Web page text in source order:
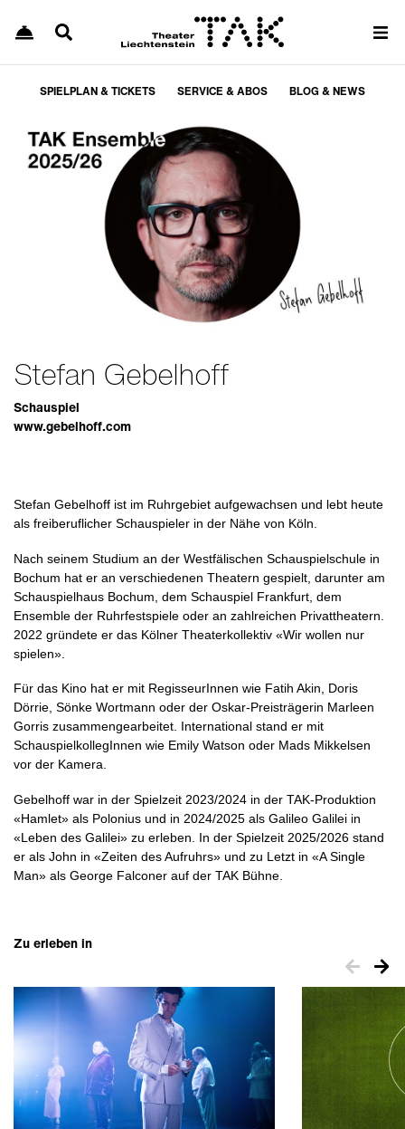
SPIELPLAN & TICKETS SERVICE & ABOS BLOG & NEWS
Stefan Gebelhoff
Schauspiel
www.gebelhoff.com
Stefan Gebelhoff ist im Ruhrgebiet aufgewachsen und lebt heute
als freiberuflicher Schauspieler in der Nähe von Köln.
Nach seinem Studium an der Westfälischen Schauspielschule in
Bochum hat er an verschiedenen Theatern gespielt, darunter am
Schauspielhaus Bochum, dem Schauspiel Frankfurt, dem
Ensemble der Ruhrfestspiele oder an zahlreichen Privattheatern.
2022 gründete er das Kölner Theaterkollektiv «Wir wollen nur
spielen».
Für das Kino hat er mit RegisseurInnen wie Fatih Akin, Doris
Dörrie, Sönke Wortmann oder der Oskar-Preisträgerin Marleen
Gorris zusammengearbeitet. International stand er mit
SchauspielkollegInnen wie Emily Watson oder Mads Mikkelsen
vor der Kamera.
Gebelhoff war in der Spielzeit 2023/2024 in der TAK-Produktion
«Hamlet» als Polonius und in 2024/2025 als Galileo Galilei in
«Leben des Galilei» zu erleben. In der Spielzeit 2025/2026 stand
er als John in «Zeiten des Aufruhrs» und zu Letzt in «A Single
Man» als George Falconer auf der TAK Bühne.
Zu erleben in